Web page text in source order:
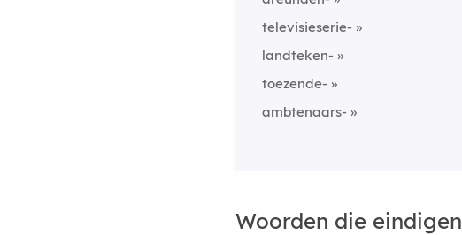
televisieserie-
landteken-
toezende-
ambtenaars-
Woorden die eindigen